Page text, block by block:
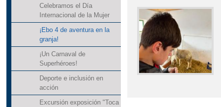
Celebramos el Día
Internacional de la Mujer
¡Ebo 4 de aventura en la
granja!
¡Un Carnaval de
Superhéroes!
Deporte e inclusión en
acción
Excursión exposición "Toca